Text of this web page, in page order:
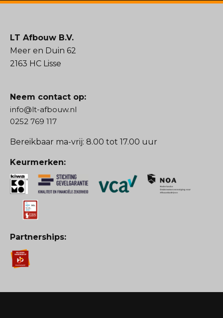
LT Afbouw B.V.
Meer en Duin 62
2163 HC Lisse
Neem contact op:
info@lt-afbouw.nl
0252 769 117
Bereikbaar ma-vrij: 8.00 tot 17.00 uur
Keurmerken:
Partnerships: